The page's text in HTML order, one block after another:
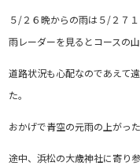
５/２６晩からの雨は５/２７
雨レーダーを見るとコースの
道路状況も心配なのであえて
た。
おかげで青空の元雨の上がっ
途中、浜松の大歳神社に寄り